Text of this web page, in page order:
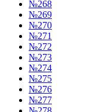
№268
№269
№270
№271
№272
№273
№274
№275
№276
№277